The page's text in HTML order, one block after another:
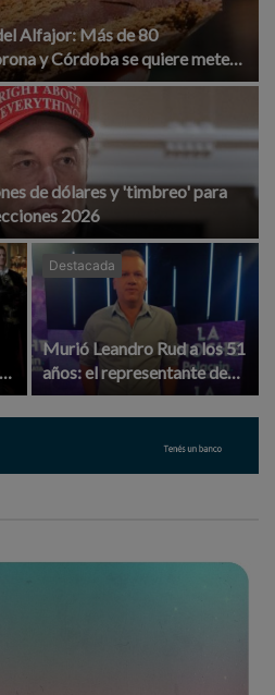
Alfajor: Más de 80
y Córdoba se quiere meter
de dólares y 'timbreo' para
2026
Destacada
Murió Leandro Rud a los 51
años: el representante de
modelos que marcó una
época en la TV argentina